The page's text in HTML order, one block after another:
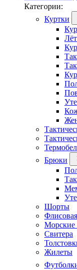
Категории:
Куртки
Брюки
Шорты
Морские
Свитера
Жилеты